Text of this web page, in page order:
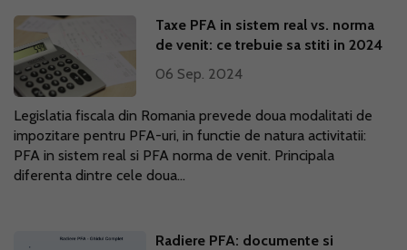
Taxe PFA in sistem real vs. norma
de venit: ce trebuie sa stiti in 2024
06 Sep. 2024
Legislatia fiscala din Romania prevede doua modalitati de
impozitare pentru PFA-uri, in functie de natura activitatii:
PFA in sistem real si PFA norma de venit. Principala
diferenta dintre cele doua...
Radiere PFA: documente si